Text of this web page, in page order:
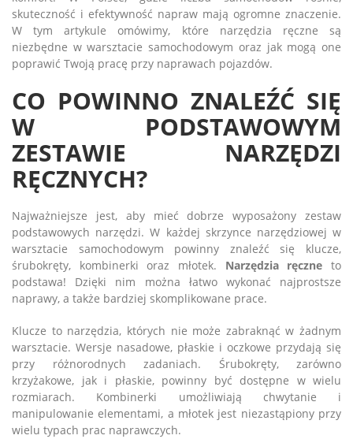
skuteczność i efektywność napraw mają ogromne znaczenie.
W tym artykule omówimy, które narzędzia ręczne są
niezbędne w warsztacie samochodowym oraz jak mogą one
poprawić Twoją pracę przy naprawach pojazdów.
CO POWINNO ZNALEŹĆ SIĘ
W PODSTAWOWYM
ZESTAWIE NARZĘDZI
RĘCZNYCH?
Najważniejsze jest, aby mieć dobrze wyposażony zestaw
podstawowych narzędzi. W każdej skrzynce narzędziowej w
warsztacie samochodowym powinny znaleźć się klucze,
śrubokręty, kombinerki oraz młotek. Narzędzia ręczne to
podstawa! Dzięki nim można łatwo wykonać najprostsze
naprawy, a także bardziej skomplikowane prace.
Klucze to narzędzia, których nie może zabraknąć w żadnym
warsztacie. Wersje nasadowe, płaskie i oczkowe przydają się
przy różnorodnych zadaniach. Śrubokręty, zarówno
krzyżakowe, jak i płaskie, powinny być dostępne w wielu
rozmiarach. Kombinerki umożliwiają chwytanie i
manipulowanie elementami, a młotek jest niezastąpiony przy
wielu typach prac naprawczych.